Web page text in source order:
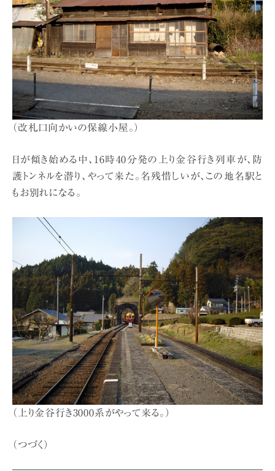
（改札口向かいの保線小屋。）
日が傾き始める中、16時40分発の上り金谷行き列車が、防
護トンネルを潜り、やって来た。名残惜しいが、この地名駅と
もお別れになる。
（上り金谷行き3000系がやって来る。）
（つづく）